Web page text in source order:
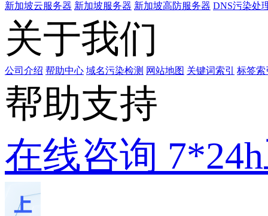
新加坡云服务器 新加坡服务器 新加坡高防服务器 DNS污染处
关于我们
公司介绍 帮助中心 域名污染检测 网站地图 关键词索引 标签索
帮助支持
在线咨询